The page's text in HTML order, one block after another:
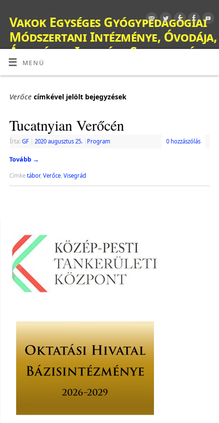
Vakok Egységes Gyógypedagógiai
Módszertani Intézménye, Óvodája,
Általános Iskolája, Szakiskolája,
Készségfejlesztő Iskolája, Fejlesztő
Nevelés-Oktatást Végző Iskolája,
Kollégiuma és Gyermekotthona
MENÜ
Verőce címkével jelölt bejegyzések
Tucatnyian Verőcén
Írta: GF 2020 augusztus 25. Program 0 hozzászólás
Tovább →
Címke tábor, Verőce, Visegrád